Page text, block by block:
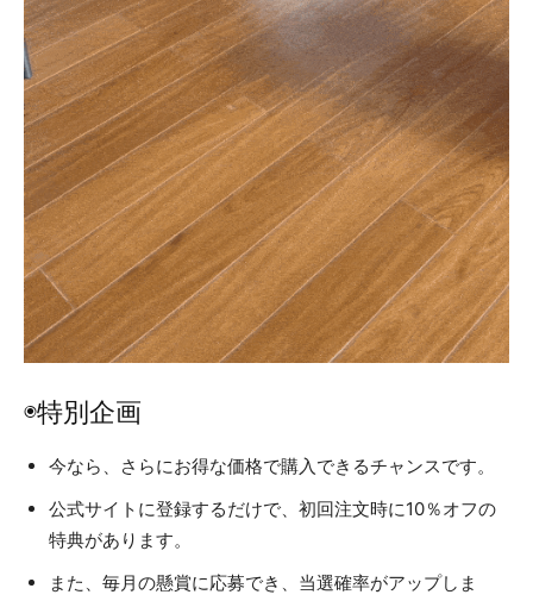
◉特別企画
今なら、さらにお得な価格で購入できるチャンスです。
公式サイトに登録するだけで、初回注文時に10％オフの
特典があります。
また、毎月の懸賞に応募でき、当選確率がアップしま